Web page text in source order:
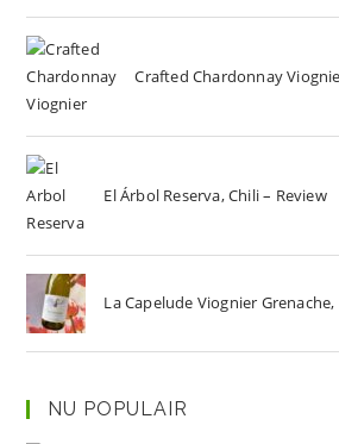
Crafted Chardonnay
El Árbol Reserva, Chili – Review
La Capelude Viognier Grenache,
NU POPULAIR